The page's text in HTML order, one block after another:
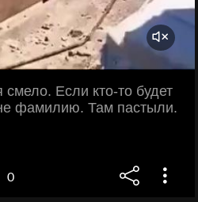
Если кто-то будет
фамилию. Там пастыли.
0